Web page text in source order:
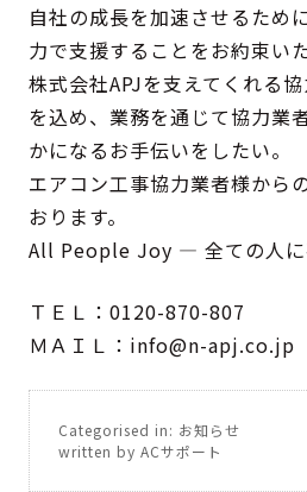
自社の成長を加速させるため
力で支援することをお約束いた
株式会社APJを支えてくれる
を込め、業務を通じて協力業
かになるお手伝いをしたい。
エアコン工事協力業者様から
おります。
All People Joy ― 全ての人に
ＴＥＬ：0120-870-807
ＭＡＩＬ： info@n-apj.co.jp
Categorised in: お知らせ
written by ACサポート